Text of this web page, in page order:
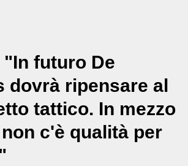
"In futuro De
dovrà ripensare al
tattico. In mezzo
c'è qualità per